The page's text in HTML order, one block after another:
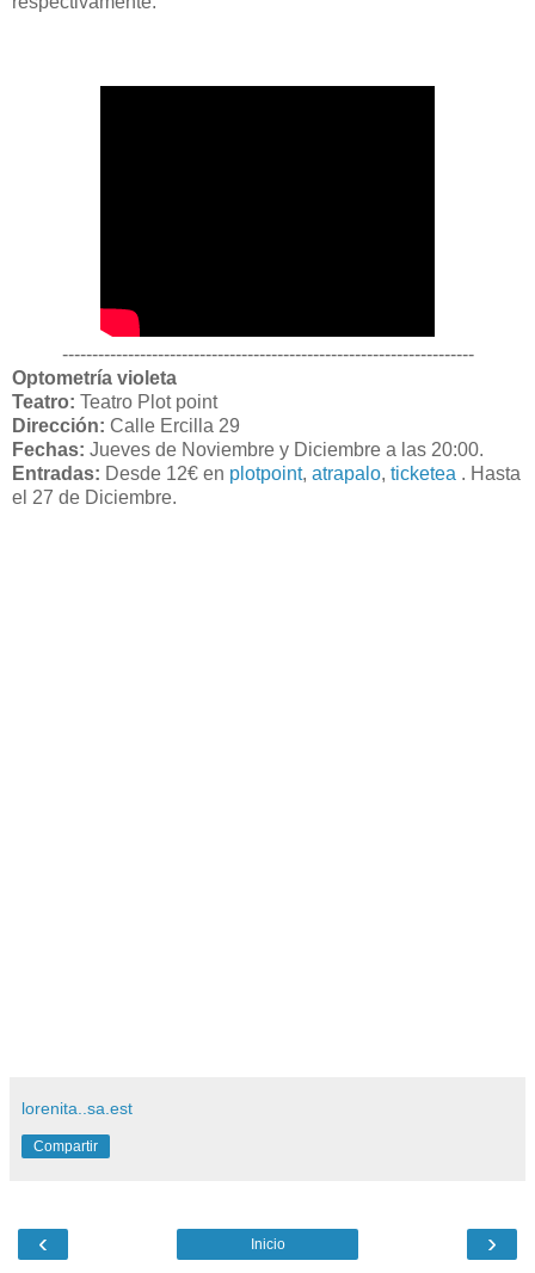
---------------------------------------------------------------------
Optometría violeta
Teatro: Teatro Plot point
Dirección: Calle Ercilla 29
Fechas: Jueves de Noviembre y Diciembre a las 20:00.
Entradas: Desde 12€ en plotpoint, atrapalo, ticketea . Hasta
el 27 de Diciembre.
lorenita..sa.est
Compartir
‹ ›
Inicio